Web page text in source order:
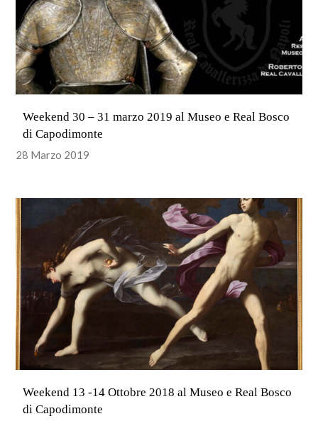
Weekend 30 – 31 marzo 2019 al Museo e Real Bosco
di Capodimonte
28 Marzo 2019
Weekend 13 -14 Ottobre 2018 al Museo e Real Bosco
di Capodimonte